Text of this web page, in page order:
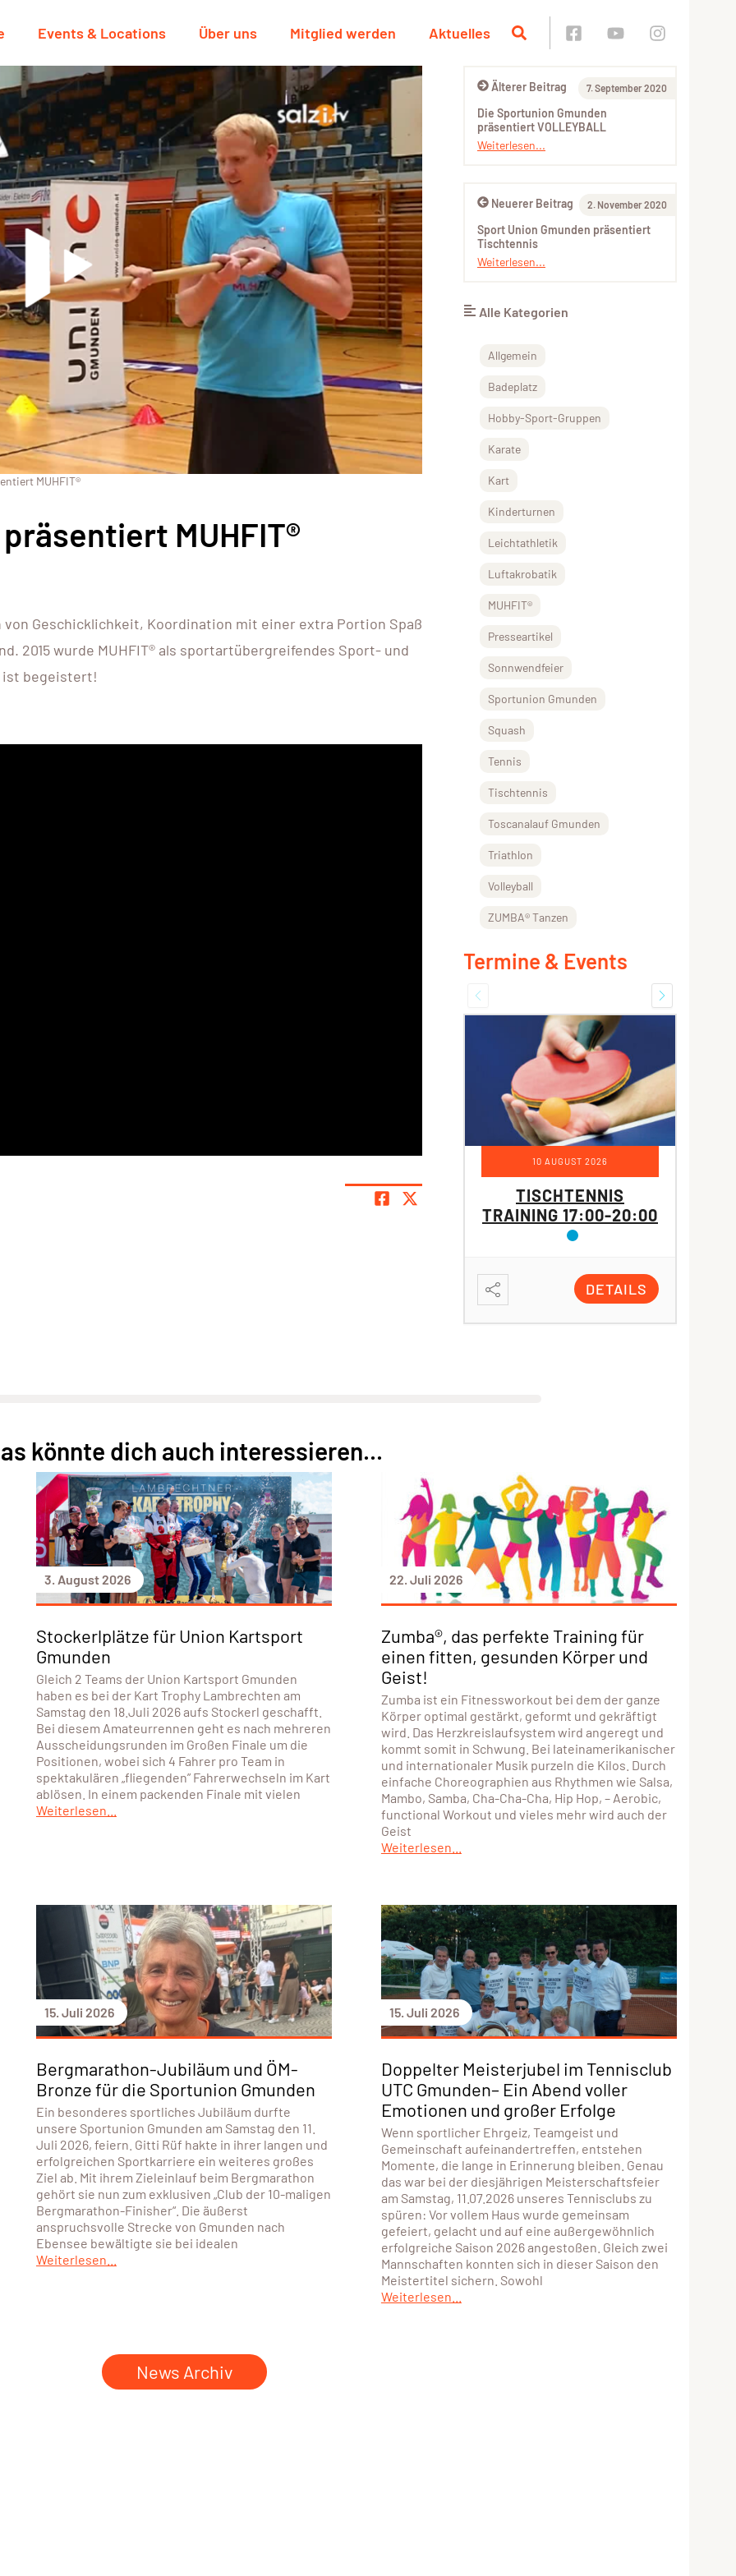
Events & Locations Über uns Mitglied werden Aktuelles
MUHFIT®
MUHFIT®
Geschicklichkeit, Koordination mit einer extra Portion Spaß
2015 wurde MUHFIT® als sportartübergreifendes Sport- und
ist begeistert!
Älterer Beitrag 7. September 2020
Die Sportunion Gmunden
präsentiert VOLLEYBALL
Weiterlesen...
Neuerer Beitrag 2. November 2020
Sport Union Gmunden präsentiert
Tischtennis
Weiterlesen...
Alle Kategorien
Allgemein
Badeplatz
Hobby-Sport-Gruppen
Karate
Kart
Kinderturnen
Leichtathletik
Luftakrobatik
MUHFIT®
Presseartikel
Sonnwendfeier
Sportunion Gmunden
Squash
Tennis
Tischtennis
Toscanalauf Gmunden
Triathlon
Volleyball
ZUMBA® Tanzen
Termine & Events
10 AUGUST 2026
TISCHTENNIS
TRAINING 17:00-20:00
DETAILS
könnte dich auch interessieren...
3. August 2026
Stockerlplätze für Union Kartsport
Gmunden
Gleich 2 Teams der Union Kartsport Gmunden
haben es bei der Kart Trophy Lambrechten am
Samstag den 18.Juli 2026 aufs Stockerl geschafft.
Bei diesem Amateurrennen geht es nach mehreren
Ausscheidungsrunden im Großen Finale um die
Positionen, wobei sich 4 Fahrer pro Team in
spektakulären „fliegenden” Fahrerwechseln im Kart
ablösen. In einem packenden Finale mit vielen
Weiterlesen...
22. Juli 2026
Zumba®, das perfekte Training für
einen fitten, gesunden Körper und
Geist!
Zumba ist ein Fitnessworkout bei dem der ganze
Körper optimal gestärkt, geformt und gekräftigt
wird. Das Herzkreislaufsystem wird angeregt und
kommt somit in Schwung. Bei lateinamerikanischer
und internationaler Musik purzeln die Kilos. Durch
einfache Choreographien aus Rhythmen wie Salsa,
Mambo, Samba, Cha-Cha-Cha, Hip Hop, – Aerobic,
functional Workout und vieles mehr wird auch der
Geist
Weiterlesen...
15. Juli 2026
Bergmarathon-Jubiläum und ÖM-
Bronze für die Sportunion Gmunden
Ein besonderes sportliches Jubiläum durfte
unsere Sportunion Gmunden am Samstag den 11.
Juli 2026, feiern. Gitti Rüf hakte in ihrer langen und
erfolgreichen Sportkarriere ein weiteres großes
Ziel ab. Mit ihrem Zieleinlauf beim Bergmarathon
gehört sie nun zum exklusiven „Club der 10-maligen
Bergmarathon-Finisher“. Die äußerst
anspruchsvolle Strecke von Gmunden nach
Ebensee bewältigte sie bei idealen
Weiterlesen...
15. Juli 2026
Doppelter Meisterjubel im Tennisclub
UTC Gmunden– Ein Abend voller
Emotionen und großer Erfolge
Wenn sportlicher Ehrgeiz, Teamgeist und
Gemeinschaft aufeinandertreffen, entstehen
Momente, die lange in Erinnerung bleiben. Genau
das war bei der diesjährigen Meisterschaftsfeier
am Samstag, 11.07.2026 unseres Tennisclubs zu
spüren: Vor vollem Haus wurde gemeinsam
gefeiert, gelacht und auf eine außergewöhnlich
erfolgreiche Saison 2026 angestoßen. Gleich zwei
Mannschaften konnten sich in dieser Saison den
Meistertitel sichern. Sowohl
Weiterlesen...
News Archiv